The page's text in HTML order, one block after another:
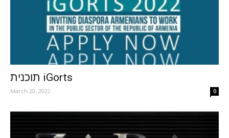
תוכנית iGorts
March 20, 2022 0